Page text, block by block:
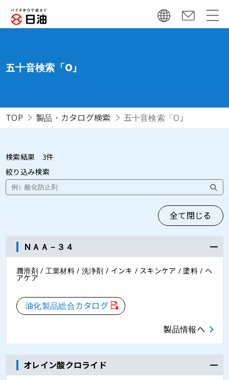
五十音検索「O」
TOP 製品・カタログ検索 五十音検索「O」
検索結果 3件
絞り込み検索
全て閉じる
ＮＡＡ－３４
潤滑剤 / 工業材料 / 洗浄剤 / インキ / スキンケア / 塗料 / ヘ
アケア
油化製品総合カタログ
製品情報へ
オレイン酸クロライド